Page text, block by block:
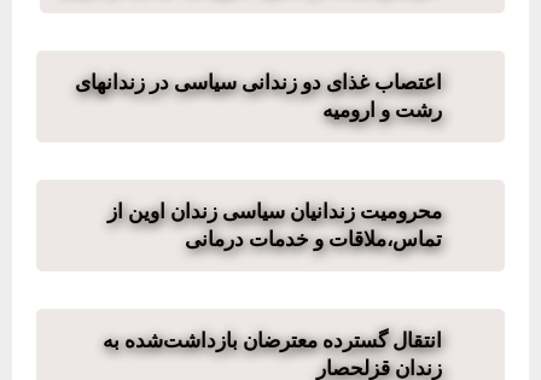
اعتصاب غذای دو زندانی سیاسی در زندانهای
رشت و ارومیه
محرومیت زندانیان سیاسی زندان اوین از
تماس،ملاقات و خدمات درمانی
انتقال گسترده معترضان بازداشت‌شده به
زندان قزلحصار